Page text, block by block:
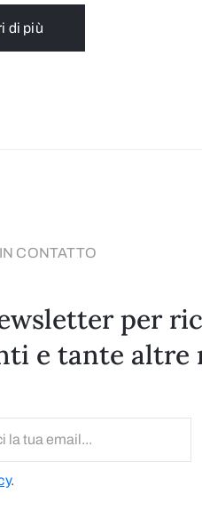
di più
CONTATTO
per
e tante altre
.